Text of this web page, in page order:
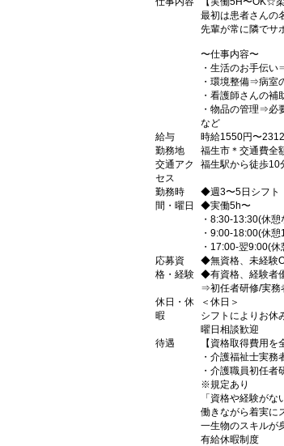
最初は患者さんの
先輩が常に隣でサ
〜仕事内容〜
・生活のお手伝
・環境整備⇒病室
・看護師さんの
・物品の管理⇒必
など
給与
時給1550円〜
勤務地
福生市＊交通費全
交通アク
セス
福生駅から徒歩10
勤務時
間・曜日
◆週3〜5日シフト
◆実働5h〜
・8:30-13:30(休憩
・9:00-18:00(休憩
・17:00-翌9:00(
応募資
格・経験
◆無資格、未経験
◆有資格、経験者
⇒初任者研修/実務
休日・休
暇
＜休日＞
シフトによりお休
曜日相談歓迎
待遇
【資格取得費用を
・介護福祉士実務
・介護職員初任者
※規定あり
「資格や経験が
働きながら着実に
一生物のスキルが
有給休暇制度